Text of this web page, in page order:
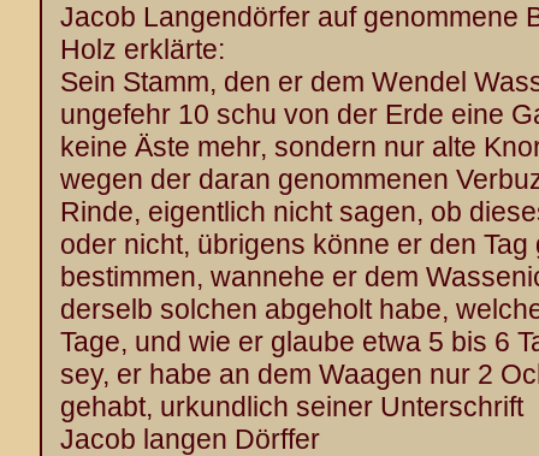
Jacob Langendörfer auf genommene
Holz erklärte:
Sein Stamm, den er dem Wendel
ungefehr 10 schu von der Erde eine
keine Äste mehr, sondern nur alte
wegen der daran genommenen
Rinde, eigentlich nicht sagen, ob
oder nicht, übrigens könne er den
bestimmen, wannehe er dem
derselb solchen abgeholt habe,
Tage, und wie er glaube etwa 5 bis 6
sey, er habe an dem Waagen nur 2
gehabt, urkundlich seiner Unterschrift
Jacob langen Dörffer